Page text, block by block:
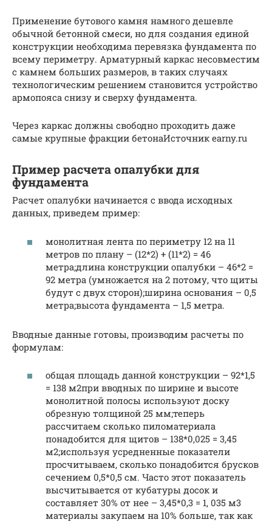
Применение бутового камня намного дешевле
обычной бетонной смеси, но для создания единой
конструкции необходима перевязка фундамента по
всему периметру. Арматурный каркас несовместим
с камнем больших размеров, в таких случаях
технологическим решением становится устройство
армопояса снизу и сверху фундамента.
Через каркас должны свободно проходить даже
самые крупные фракции бетонаИсточник earny.ru
Пример расчета опалубки для
фундамента
Расчет опалубки начинается с ввода исходных
данных, приведем пример:
монолитная лента по периметру 12 на 11
метров по плану – (12*2) + (11*2) = 46
метра;длина конструкции опалубки – 46*2 =
92 метра (умножается на 2 потому, что щиты
будут с двух сторон);ширина основания – 0,5
метра;высота фундамента – 1,5 метра.
Вводные данные готовы, производим расчеты по
формулам:
общая площадь данной конструкции – 92*1,5
= 138 м2при вводных по ширине и высоте
монолитной полосы используют доску
обрезную толщиной 25 мм;теперь
рассчитаем сколько пиломатериала
понадобится для щитов – 138*0,025 = 3,45
м2;используя усредненные показатели
просчитываем, сколько понадобится брусков
сечением 0,5*0,5 см. Часто этот показатель
высчитывается от кубатуры досок и
составляет 30% от нее – 3,45*0,3 = 1, 035 м3
материалы закупаем на 10% больше, так как